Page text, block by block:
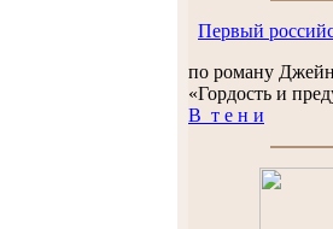
Первый
по роману
«Гордость и
В т е н и